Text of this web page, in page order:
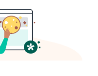
65 €